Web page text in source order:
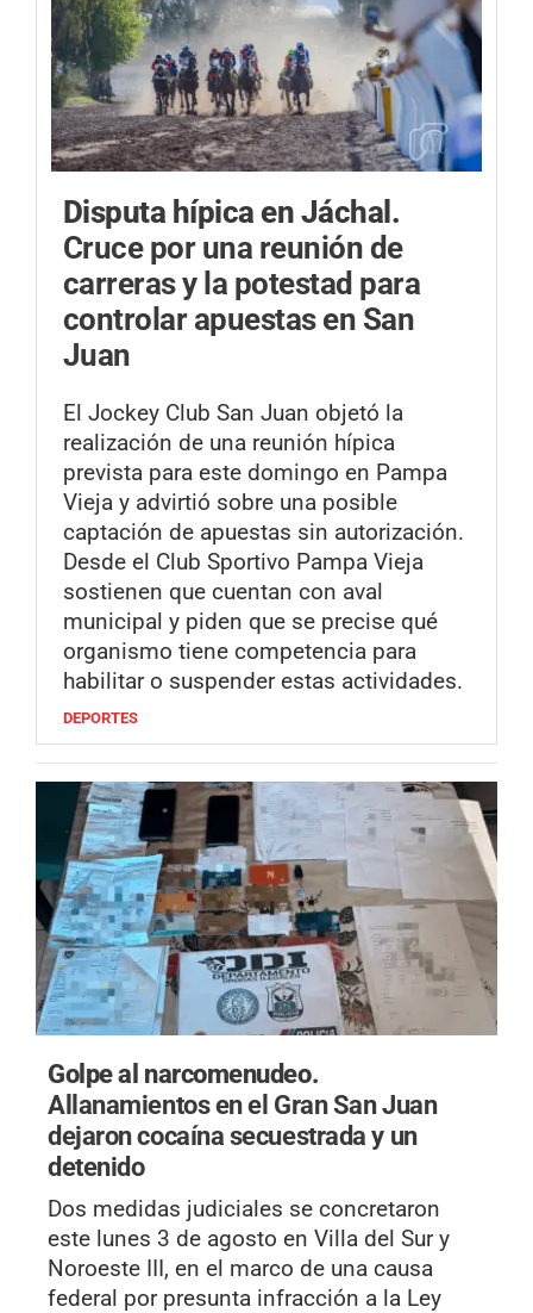
Disputa hípica en Jáchal.
Cruce por una reunión de
carreras y la potestad para
controlar apuestas en San
Juan
El Jockey Club San Juan objetó la
realización de una reunión hípica
prevista para este domingo en Pampa
Vieja y advirtió sobre una posible
captación de apuestas sin autorización.
Desde el Club Sportivo Pampa Vieja
sostienen que cuentan con aval
municipal y piden que se precise qué
organismo tiene competencia para
habilitar o suspender estas actividades.
DEPORTES
Golpe al narcomenudeo.
Allanamientos en el Gran San Juan
dejaron cocaína secuestrada y un
detenido
Dos medidas judiciales se concretaron
este lunes 3 de agosto en Villa del Sur y
Noroeste III, en el marco de una causa
federal por presunta infracción a la Ley